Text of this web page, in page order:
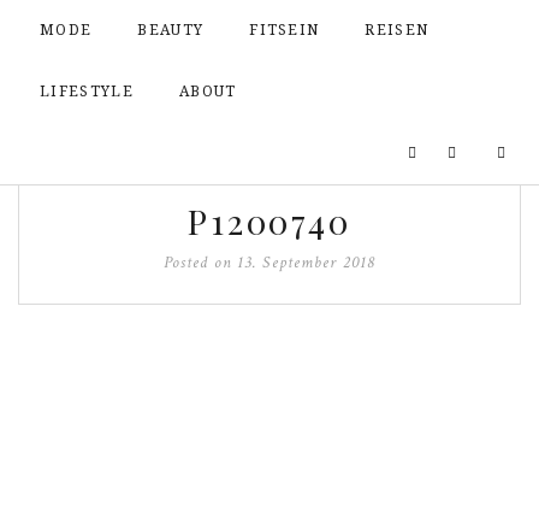
MODE BEAUTY FITSEIN REISEN
LIFESTYLE ABOUT
P1200740
Posted on 13. September 2018